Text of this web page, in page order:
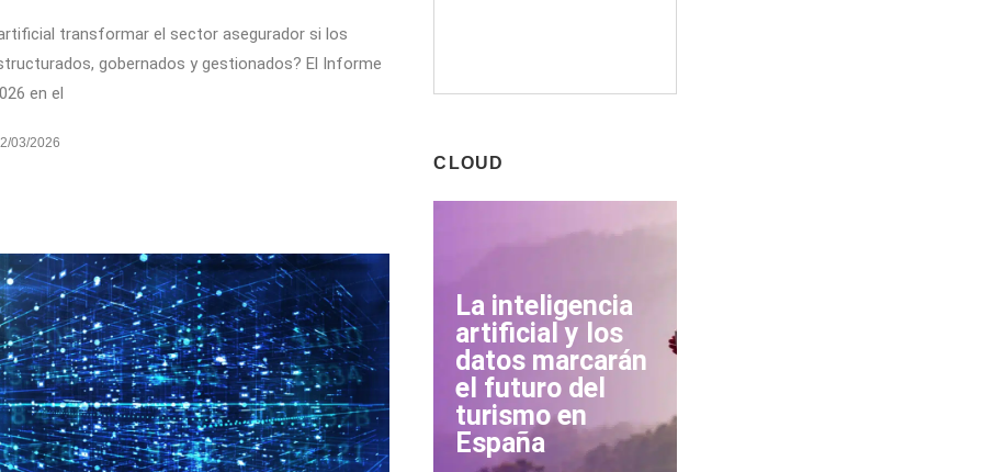
transformar el sector asegurador si los
gobernados y gestionados? El Informe
en el
03/2026
CLOUD
La inteligencia
artificial y los
datos marcarán
el futuro del
turismo en
España